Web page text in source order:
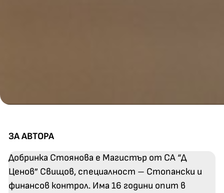
ЗА АВТОРА
Добринка Стоянова е Магистър от СА “Д
Ценов” Свищов, специалност – Стопански и
финансов контрол. Има 16 години опит в